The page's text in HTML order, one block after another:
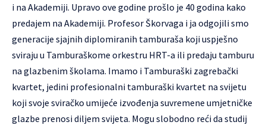
i na Akademiji. Upravo ove godine prošlo je 40 godina kako
predajem na Akademiji. Profesor Škorvaga i ja odgojili smo
generacije sjajnih diplomiranih tamburaša koji uspješno
sviraju u Tamburaškome orkestru HRT-a ili predaju tamburu
na glazbenim školama. Imamo i Tamburaški zagrebački
kvartet, jedini profesionalni tamburaški kvartet na svijetu
koji svoje sviračko umijeće izvođenja suvremene umjetničke
glazbe prenosi diljem svijeta. Mogu slobodno reći da studij